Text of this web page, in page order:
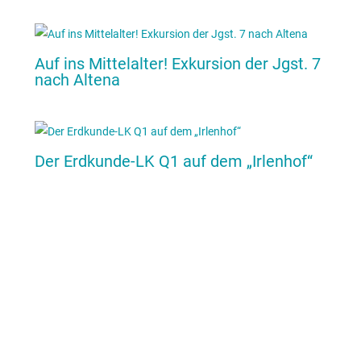
Auf ins Mittelalter! Exkursion der Jgst. 7
nach Altena
Der Erdkunde-LK Q1 auf dem „Irlenhof“